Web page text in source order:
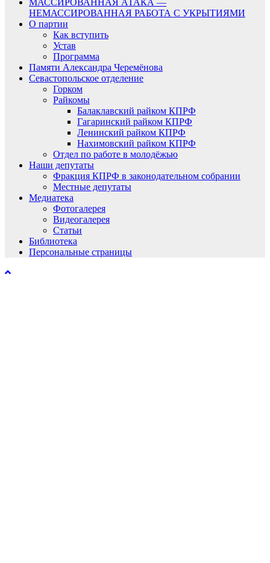
МАССИРОВАННАЯ АТАКА —
НЕМАССИРОВАННАЯ РАБОТА С УКРЫТИЯМИ
О партии
Как вступить
Устав
Программа
Памяти Александра Черемёнова
Севастопольское отделение
Горком
Райкомы
Балаклавский райком КПРФ
Гагаринский райком КПРФ
Ленинский райком КПРФ
Нахимовский райком КПРФ
Отдел по работе в молодёжью
Наши депутаты
Фракция КПРФ в законодательном собрании
Местные депутаты
Медиатека
Фотогалерея
Видеогалерея
Статьи
Библиотека
Персональные страницы